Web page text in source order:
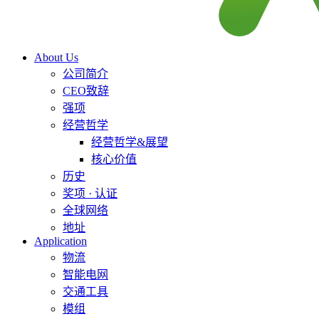
About Us
公司简介
CEO致辞
强项
经营哲学
经营哲学&展望
核心价值
历史
奖项 · 认证
全球网络
地址
Application
物流
智能电网
交通工具
模组